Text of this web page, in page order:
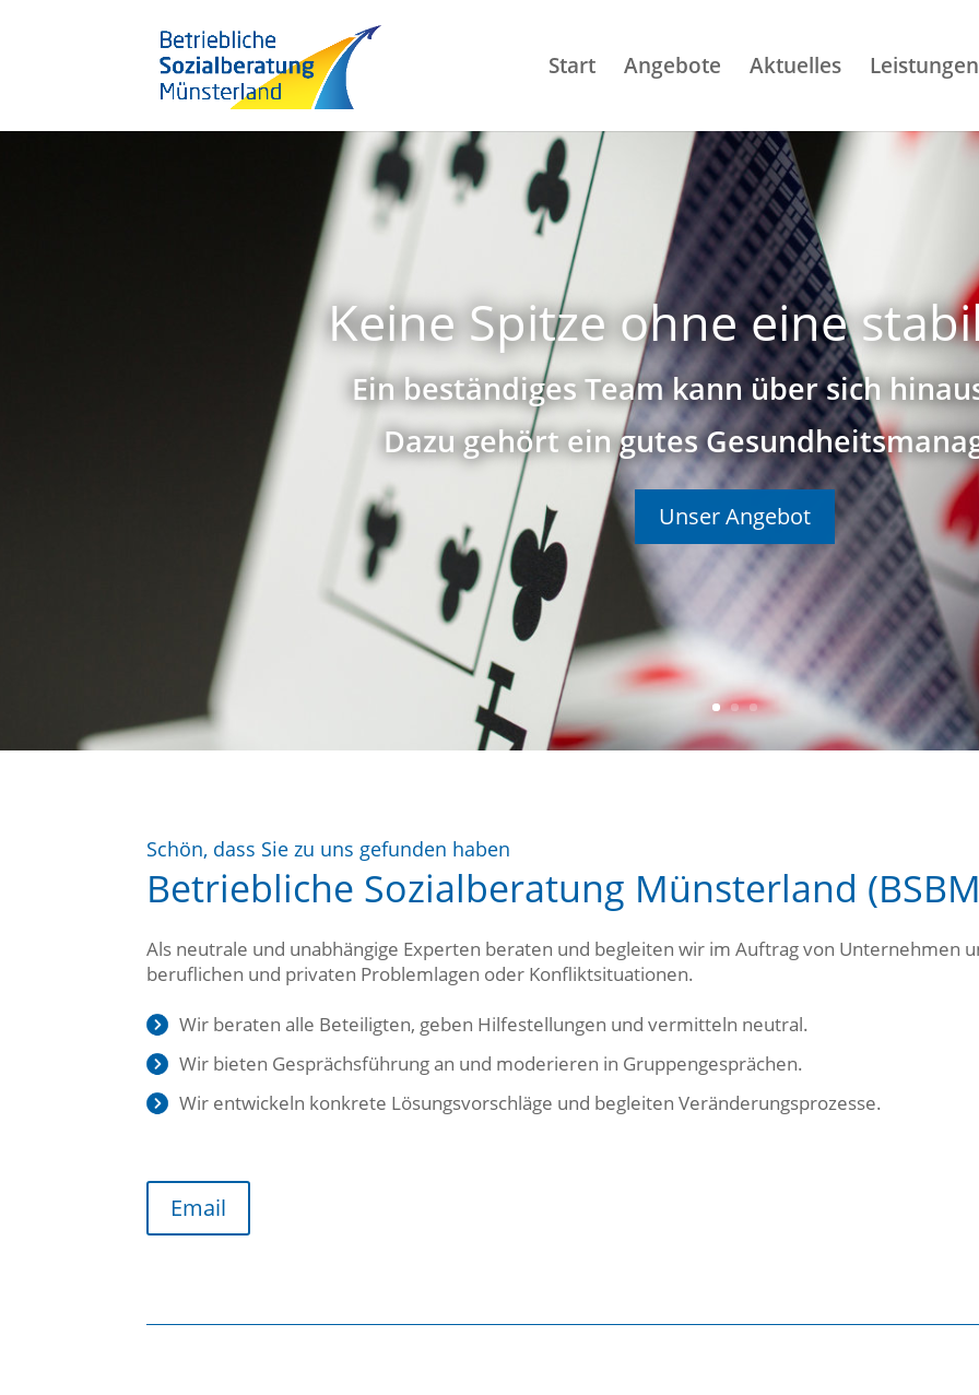
Start Angebote Aktuelles Leistungen
Keine Spitze ohne eine
Ein beständiges Team kann über sich
Dazu gehört ein gutes
Unser Angebot
Schön, dass Sie zu uns gefunden haben
Betriebliche Sozialberatung Münsterland
Als neutrale und unabhängige Experten beraten und begleiten wir im Auftrag von Unternehmen
beruflichen und privaten Problemlagen oder Konfliktsituationen.
Wir beraten alle Beteiligten, geben Hilfestellungen und vermitteln neutral.
Wir bieten Gesprächsführung an und moderieren in Gruppengesprächen.
Wir entwickeln konkrete Lösungsvorschläge und begleiten Veränderungsprozesse.
Email